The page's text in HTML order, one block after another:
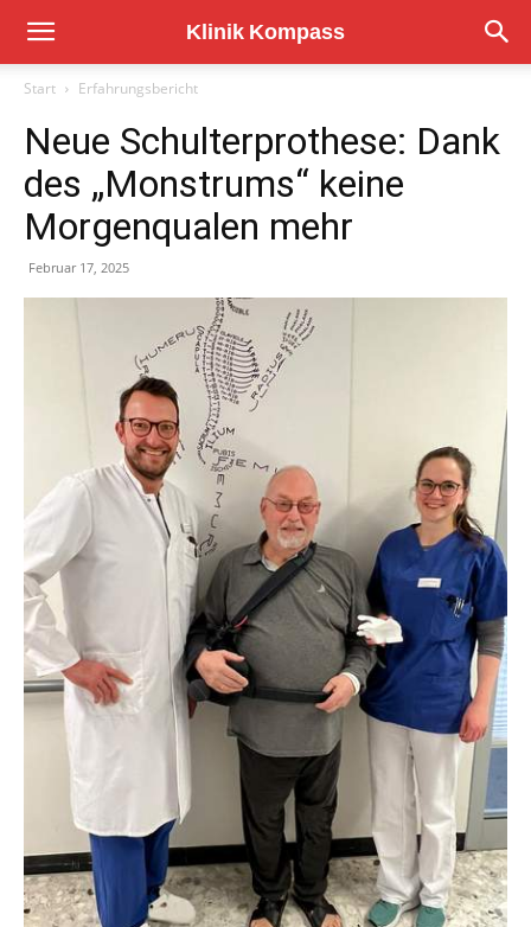
Start Erfahrungsbericht
Neue Schulterprothese: Dank
des „Monstrums“ keine
Morgenqualen mehr
Februar 17, 2025